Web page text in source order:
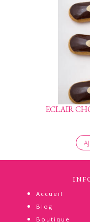
ECLAIR
Accueil
Blog
Boutique